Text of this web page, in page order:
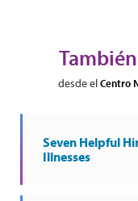
desde elCentro
Seven Helpful
Illnesses